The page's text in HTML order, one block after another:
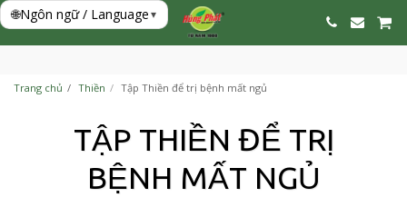
🌐Ngôn ngữ / Language▾
Trang chủ Thiền Tập Thiền để trị bệnh mất ngủ
TẬP THIỀN ĐỂ TRỊ
BỆNH MẤT NGỦ